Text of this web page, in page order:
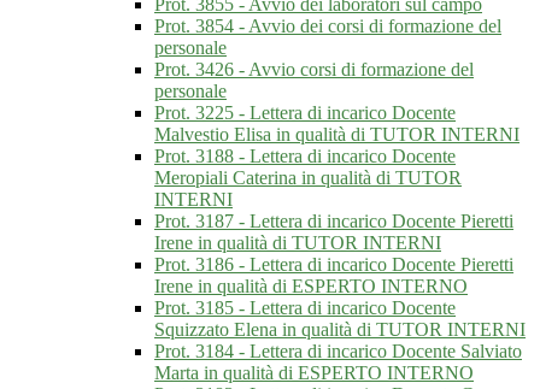
Prot. 3855 - Avvio dei laboratori sul campo
Prot. 3854 - Avvio dei corsi di formazione del
personale
Prot. 3426 - Avvio corsi di formazione del
personale
Prot. 3225 - Lettera di incarico Docente
Malvestio Elisa in qualità di TUTOR INTERNI
Prot. 3188 - Lettera di incarico Docente
Meropiali Caterina in qualità di TUTOR
INTERNI
Prot. 3187 - Lettera di incarico Docente Pieretti
Irene in qualità di TUTOR INTERNI
Prot. 3186 - Lettera di incarico Docente Pieretti
Irene in qualità di ESPERTO INTERNO
Prot. 3185 - Lettera di incarico Docente
Squizzato Elena in qualità di TUTOR INTERNI
Prot. 3184 - Lettera di incarico Docente Salviato
Marta in qualità di ESPERTO INTERNO